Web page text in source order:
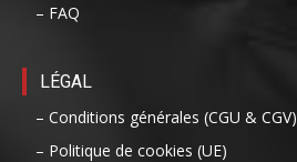
– FAQ
LÉGAL
– Conditions générales (CGU & CGV)
– Politique de cookies (UE)